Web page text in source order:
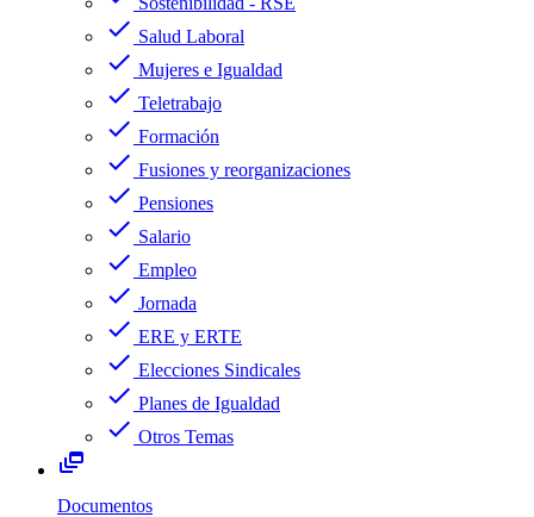
check Salud Laboral
check Mujeres e Igualdad
check Teletrabajo
check Formación
check Fusiones y reorganizaciones
check Pensiones
check Salario
check Empleo
check Jornada
check ERE y ERTE
check Elecciones Sindicales
check Planes de Igualdad
check Otros Temas
dynamic_feed
Documentos